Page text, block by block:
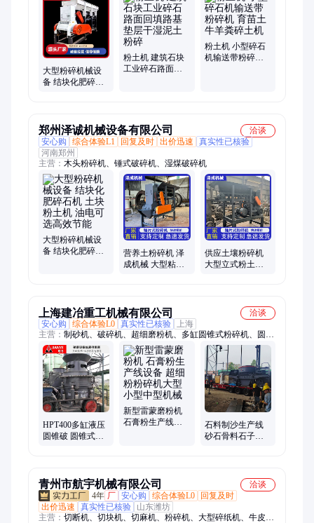
粉机、膨润土粉、凹凸棒粉、耐磨刀片、四柱液压机、称重包装
机、鸡粪有机肥、石膏膨润土、碎土一体机、可用柴油机、粉末
烘干机、碳化一体机、污泥烘干机
大型粉碎机械设
备 结块化肥碎石
粉土机 建筑石块
工业碎石路面回
粉土机 小型碎石
机输送带粉碎机
郑州泽诚机械设备有限公司
洽谈
安心购
综合体验L1 回复及时 出价迅速
真实性已核验
河南郑州
主营： 木头粉碎机、锤式破碎机、湿煤破碎机
大型粉碎机械设
备 结块化肥碎石
营养土粉碎机 泽
成机械 大型粘土
供应土壤粉碎机
大型立式粉土机
上海建冶重工机械有限公司
洽谈
安心购
综合体验L0 真实性已核验
上海
主营： 制砂机、破碎机、超细磨粉机、多缸圆锥式粉碎机、圆锥
破碎机、单缸圆锥破、多缸圆锥破、砂石料设备、破碎生产线、
鹅卵石制砂生产线、制沙机、制砂生产线、磨粉生产线、砂石料
生产线、骨料生产线设备、液压圆锥破、鹅卵石破碎机、超细粉
设备、鹅卵石制沙机、机制砂设备、石灰石破碎机、砂石设备、
打沙机、圆锥破、雷蒙磨
HPT400多缸液压
圆锥破 圆锥式粉
新型雷蒙磨粉机
石膏粉生产线设
石料制沙生产线
砂石骨料石子花
青州市航宇机械有限公司
洽谈
4年 厂 安心购 综合体验L0
回复及时
出价迅速
真实性已核验
山东潍坊
主营： 切断机、切块机、切麻机、粉碎机、大型碎纸机、牛皮皮